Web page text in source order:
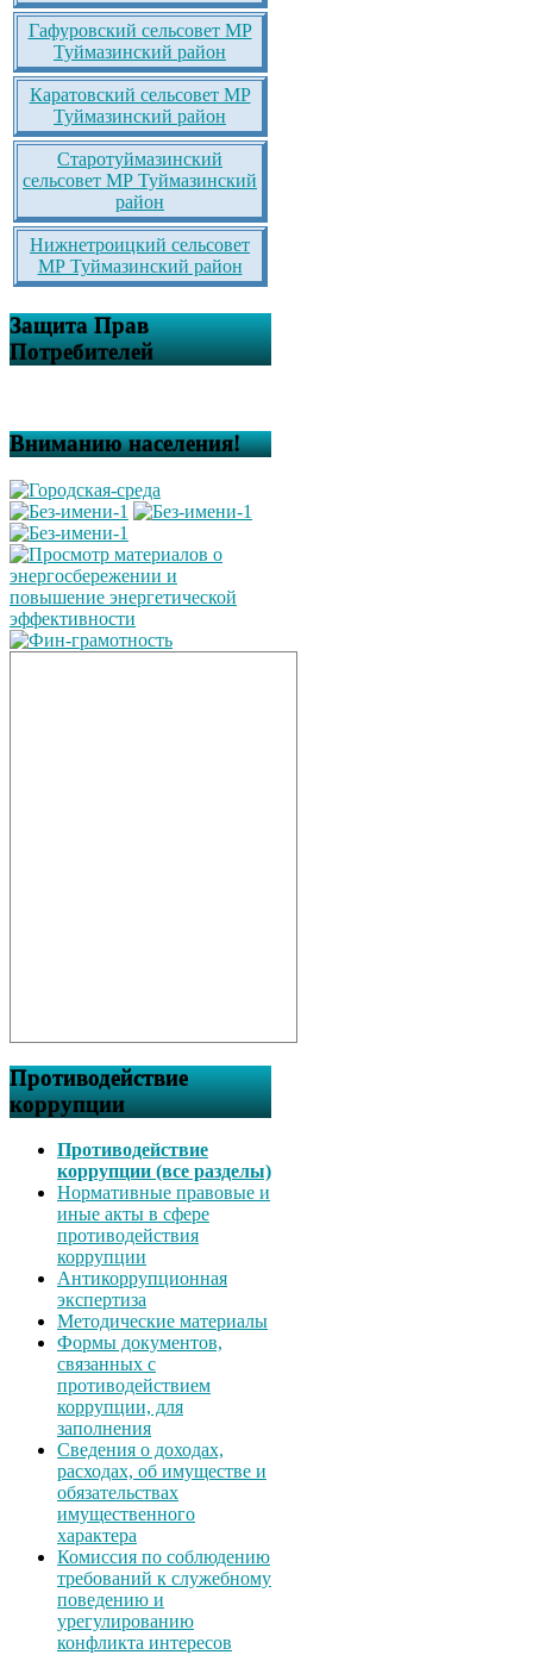
Гафуровский сельсовет МР
Туймазинский район
Каратовский сельсовет МР
Туймазинский район
Старотуймазинский
сельсовет МР Туймазинский
район
Нижнетроицкий сельсовет
МР Туймазинский район
Защита Прав
Потребителей
Вниманию населения!
Противодействие
коррупции
Противодействие
коррупции (все разделы)
Нормативные правовые и
иные акты в сфере
противодействия
коррупции
Антикоррупционная
экспертиза
Методические материалы
Формы документов,
связанных с
противодействием
коррупции, для
заполнения
Сведения о доходах,
расходах, об имуществе и
обязательствах
имущественного
характера
Комиссия по соблюдению
требований к служебному
поведению и
урегулированию
конфликта интересов